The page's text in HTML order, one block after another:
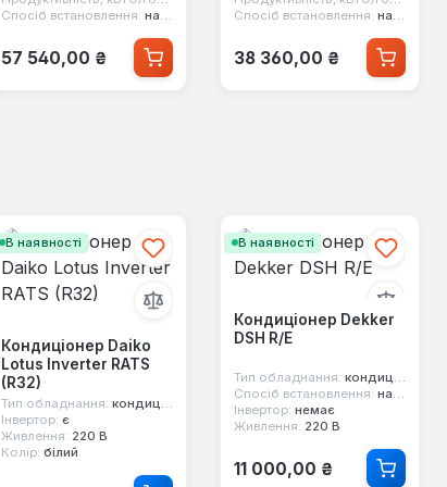
Спосіб встановлення: настінний
Звичайна ціна:
57 540,00 ₴
Спосіб встановлення: настінний
Звичайна ціна:
38 360,00 ₴
В наявності
Кондиціонер Daiko
Lotus Inverter RATS
(R32)
Тип обладнання: кондиціонер настінний
Інвертор: є
Живлення: 220 В
Колір: білий
В наявності
Кондиціонер Dekker
DSH R/E
Тип обладнання: кондиціонер настінний
Спосіб встановлення: настінний
Інвертор: немає
Живлення: 220 В
Звичайна ціна:
11 000,00 ₴